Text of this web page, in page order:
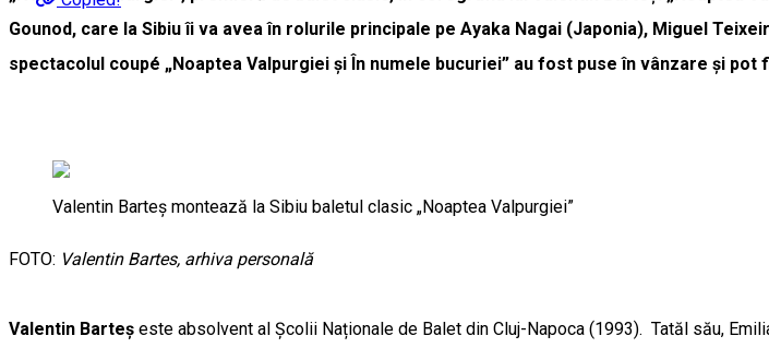
Gounod, care la Sibiu îi va avea în rolurile principale pe Ayaka Nagai (Japonia), Miguel
spectacolul coupé „Noaptea Valpurgiei și În numele bucuriei” au fost puse în vânzare și pot
Valentin Barteș montează la Sibiu baletul clasic „Noaptea Valpurgiei”
FOTO: Valentin Bartes, arhiva personală
Valentin Barteș este absolvent al Școlii Naționale de Balet din Cluj-Napoca (1993). Tatăl său,